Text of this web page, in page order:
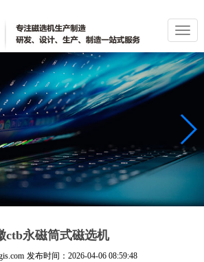
切
换
导
航
ctb永磁筒式磁选机
发布时间： 2026-04-06 08:59:48